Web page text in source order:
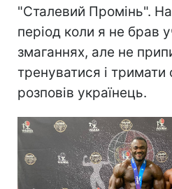
"Сталевий Промінь".
період коли я не брав
змаганнях, але не
тренуватися і
розповів українець.